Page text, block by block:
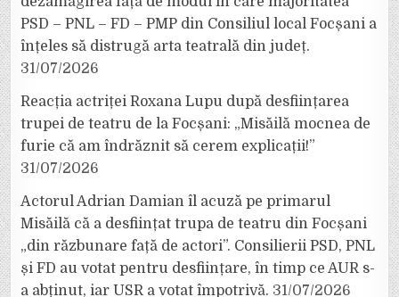
PSD – PNL – FD – PMP din Consiliul local Focșani a
înțeles să distrugă arta teatrală din județ.
31/07/2026
Reacția actriței Roxana Lupu după desființarea
trupei de teatru de la Focșani: „Misăilă mocnea de
furie că am îndrăznit să cerem explicații!”
31/07/2026
Actorul Adrian Damian îl acuză pe primarul
Misăilă că a desființat trupa de teatru din Focșani
„din răzbunare față de actori”. Consilierii PSD, PNL
și FD au votat pentru desființare, în timp ce AUR s-
a abținut, iar USR a votat împotrivă. 31/07/2026